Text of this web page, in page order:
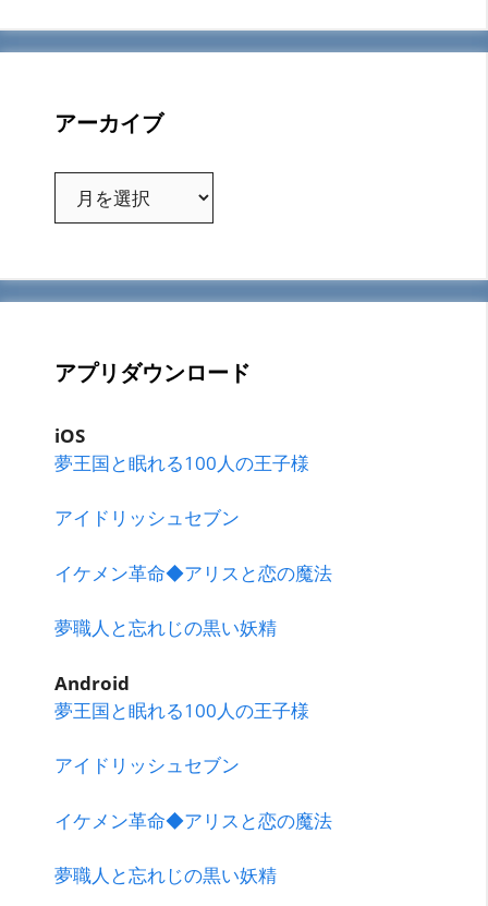
アーカイブ
アプリダウンロード
iOS
夢王国と眠れる100人の王子様
アイドリッシュセブン
イケメン革命◆アリスと恋の魔法
夢職人と忘れじの黒い妖精
Android
夢王国と眠れる100人の王子様
アイドリッシュセブン
イケメン革命◆アリスと恋の魔法
夢職人と忘れじの黒い妖精